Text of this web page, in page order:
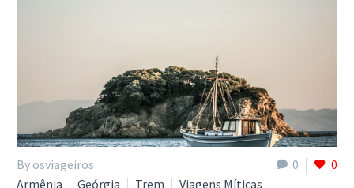
0 0
By osviageiros
Armênia
Geórgia Trem Viagens Míticas